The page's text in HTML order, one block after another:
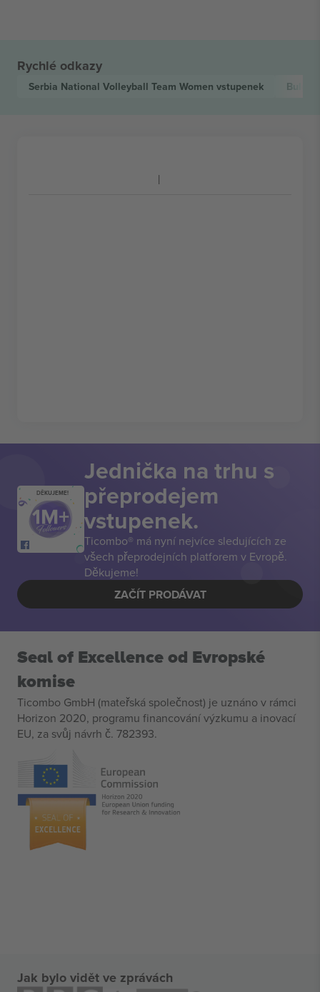
Rychlé odkazy
Serbia National Volleyball Team Women vstupenek
DĚKUJEME!
Jednička na trhu s
přeprodejem
vstupenek.
Ticombo® má nyní nejvíce sledujících ze
všech přeprodejních platforem v Evropě.
Děkujeme!
ZAČÍT PRODÁVAT
Seal of Excellence od Evropské
komise
Ticombo GmbH (mateřská společnost) je uznáno v rámci
Horizon 2020, programu financování výzkumu a inovací
EU, za svůj návrh č. 782393.
Jak bylo vidět ve zprávách